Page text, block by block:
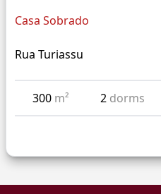
Casa Sobrado
Rua Turiassu
300 m² 2 dorms